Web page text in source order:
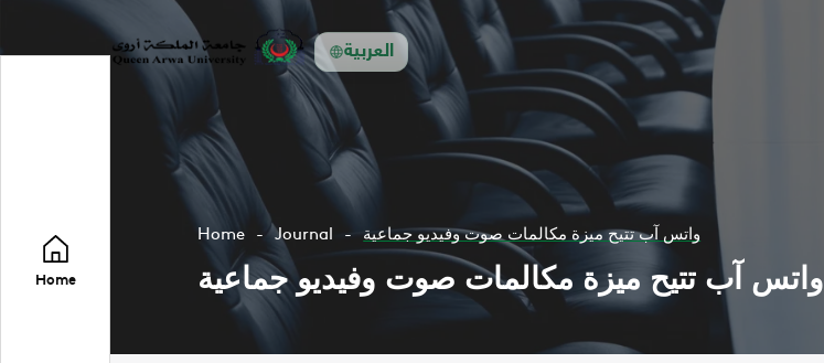
العربية
Home
Home Journal واتس آب تتيح ميزة مكالمات صوت وفيديو جماعية
واتس آب تتيح ميزة مكالمات صوت وفيديو جماعية